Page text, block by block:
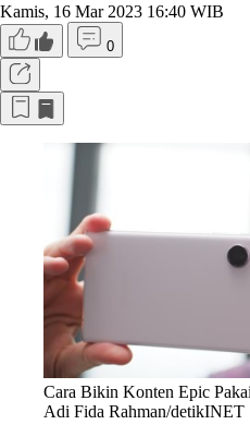
Kamis, 16 Mar 2023 16:40 WIB
0
Cara Bikin Konten Epic
Adi Fida Rahman/detikINET